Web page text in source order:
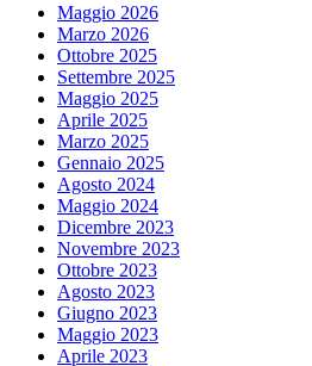
Maggio 2026
Marzo 2026
Ottobre 2025
Settembre 2025
Maggio 2025
Aprile 2025
Marzo 2025
Gennaio 2025
Agosto 2024
Maggio 2024
Dicembre 2023
Novembre 2023
Ottobre 2023
Agosto 2023
Giugno 2023
Maggio 2023
Aprile 2023